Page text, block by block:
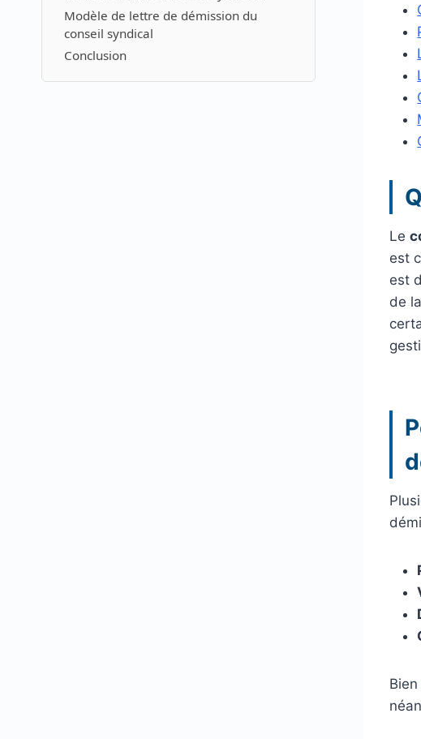
Le
est
est
de
Modèle de lettre de démission du
conseil syndical
Conclusion